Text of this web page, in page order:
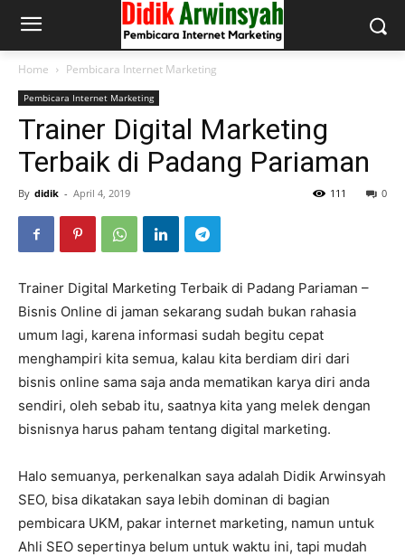
Home Pembicara Internet Marketing
Pembicara Internet Marketing
Trainer Digital Marketing
Terbaik di Padang Pariaman
By didik - April 4, 2019 0
111
Trainer Digital Marketing Terbaik di Padang Pariaman –
Bisnis Online di jaman sekarang sudah bukan rahasia
umum lagi, karena informasi sudah begitu cepat
menghampiri kita semua, kalau kita berdiam diri dari
bisnis online sama saja anda mematikan karya diri anda
sendiri, oleh sebab itu, saatnya kita yang melek dengan
bisnisnya harus paham tentang digital marketing.
Halo semuanya, perkenalkan saya adalah Didik Arwinsyah
SEO, bisa dikatakan saya lebih dominan di bagian
pembicara UKM, pakar internet marketing, namun untuk
Ahli SEO sepertinya belum untuk waktu ini, tapi mudah